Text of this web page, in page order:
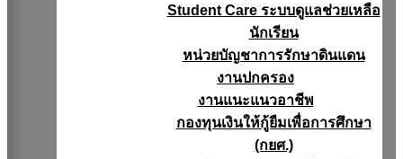
Student Care ระบบดูแลช่วยเหลือ
นักเรียน
หน่วยบัญชาการรักษาดินแดน
งานปกครอง
งานแนะแนวอาชีพ
กองทุนเงินให้กู้ยืมเพื่อการศึกษา
(กยศ.)